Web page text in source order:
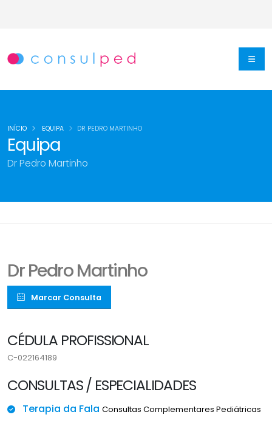
Equipa
Dr Pedro Martinho
INÍCIO EQUIPA DR PEDRO MARTINHO
Dr Pedro Martinho
Marcar Consulta
CÉDULA PROFISSIONAL
C-022164189
CONSULTAS / ESPECIALIDADES
Terapia da Fala Consultas Complementares Pediátricas